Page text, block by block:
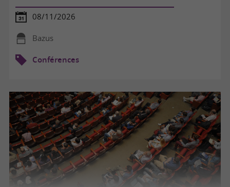
08/11/2026
Bazus
Conférences